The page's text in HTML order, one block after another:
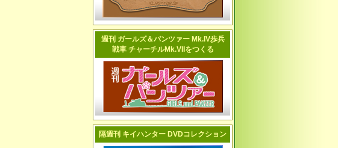
週刊 ガールズ＆パンツァー Mk.IV歩兵
戦車 チャーチルMk.VIIをつくる
隔週刊 キイハンター DVDコレクション